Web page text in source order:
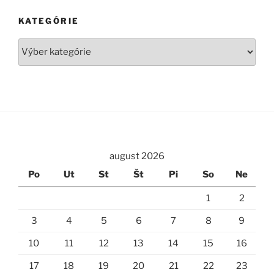
KATEGÓRIE
Kategórie
august 2026
Po
Ut St Št Pi So Ne
1 2
3 4 5 6 7 8 9
10 11 12 13 14 15 16
17 18 19 20 21 22 23